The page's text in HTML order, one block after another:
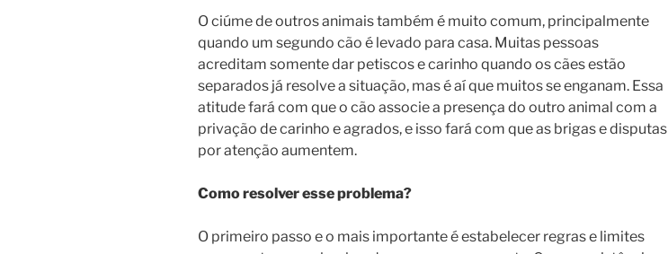
O ciúme de outros animais também é muito comum, principalmente
quando um segundo cão é levado para casa. Muitas pessoas
acreditam somente dar petiscos e carinho quando os cães estão
separados já resolve a situação, mas é aí que muitos se enganam. Essa
atitude fará com que o cão associe a presença do outro animal com a
privação de carinho e agrados, e isso fará com que as brigas e disputas
por atenção aumentem.
Como resolver esse problema?
O primeiro passo e o mais importante é estabelecer regras e limites